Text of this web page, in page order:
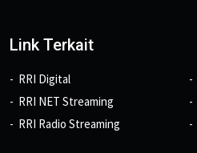
Link Terkait
RRI Digital
RRI NET Streaming
RRI Radio Streaming